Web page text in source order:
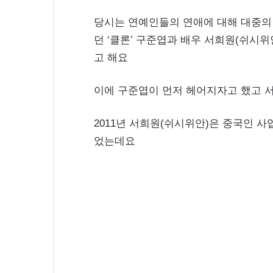
당시는 연예인들의 연애에 대해 대중
던 ‘클론’ 구준엽과 배우 서희원(쉬시
고 해요
이에 구준엽이 먼저 헤어지자고 했고
2011년 서희원(쉬시위안)은 중국인
었는데요